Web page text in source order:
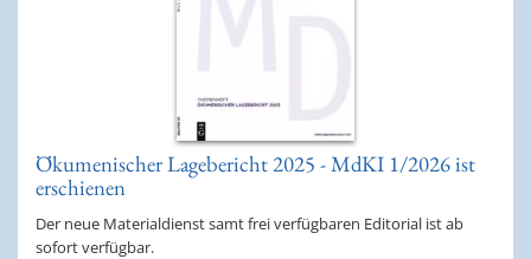
Ökumenischer Lagebericht 2025 - MdKI 1/2026 ist
erschienen
Der neue Materialdienst samt frei verfügbaren Editorial ist ab
sofort verfügbar.